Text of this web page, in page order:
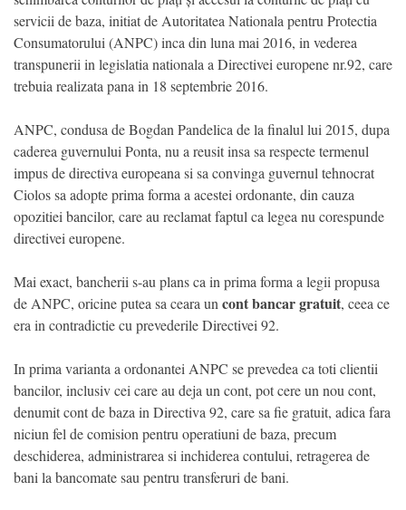
servicii de baza, initiat de Autoritatea Nationala pentru Protectia
Consumatorului (ANPC) inca din luna mai 2016, in vederea
transpunerii in legislatia nationala a Directivei europene nr.92, care
trebuia realizata pana in 18 septembrie 2016.
ANPC, condusa de Bogdan Pandelica de la finalul lui 2015, dupa
caderea guvernului Ponta, nu a reusit insa sa respecte termenul
impus de directiva europeana si sa convinga guvernul tehnocrat
Ciolos sa adopte prima forma a acestei ordonante, din cauza
opozitiei bancilor, care au reclamat faptul ca legea nu corespunde
directivei europene.
Mai exact, bancherii s-au plans ca in prima forma a legii propusa
de ANPC, oricine putea sa ceara un cont bancar gratuit, ceea ce
era in contradictie cu prevederile Directivei 92.
In prima varianta a ordonantei ANPC se prevedea ca toti clientii
bancilor, inclusiv cei care au deja un cont, pot cere un nou cont,
denumit cont de baza in Directiva 92, care sa fie gratuit, adica fara
niciun fel de comision pentru operatiuni de baza, precum
deschiderea, administrarea si inchiderea contului, retragerea de
bani la bancomate sau pentru transferuri de bani.